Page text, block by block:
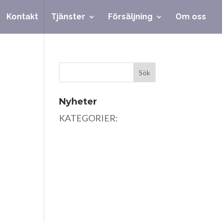
Kontakt Tjänster Försäljning Om oss
Nyheter
KATEGORIER: